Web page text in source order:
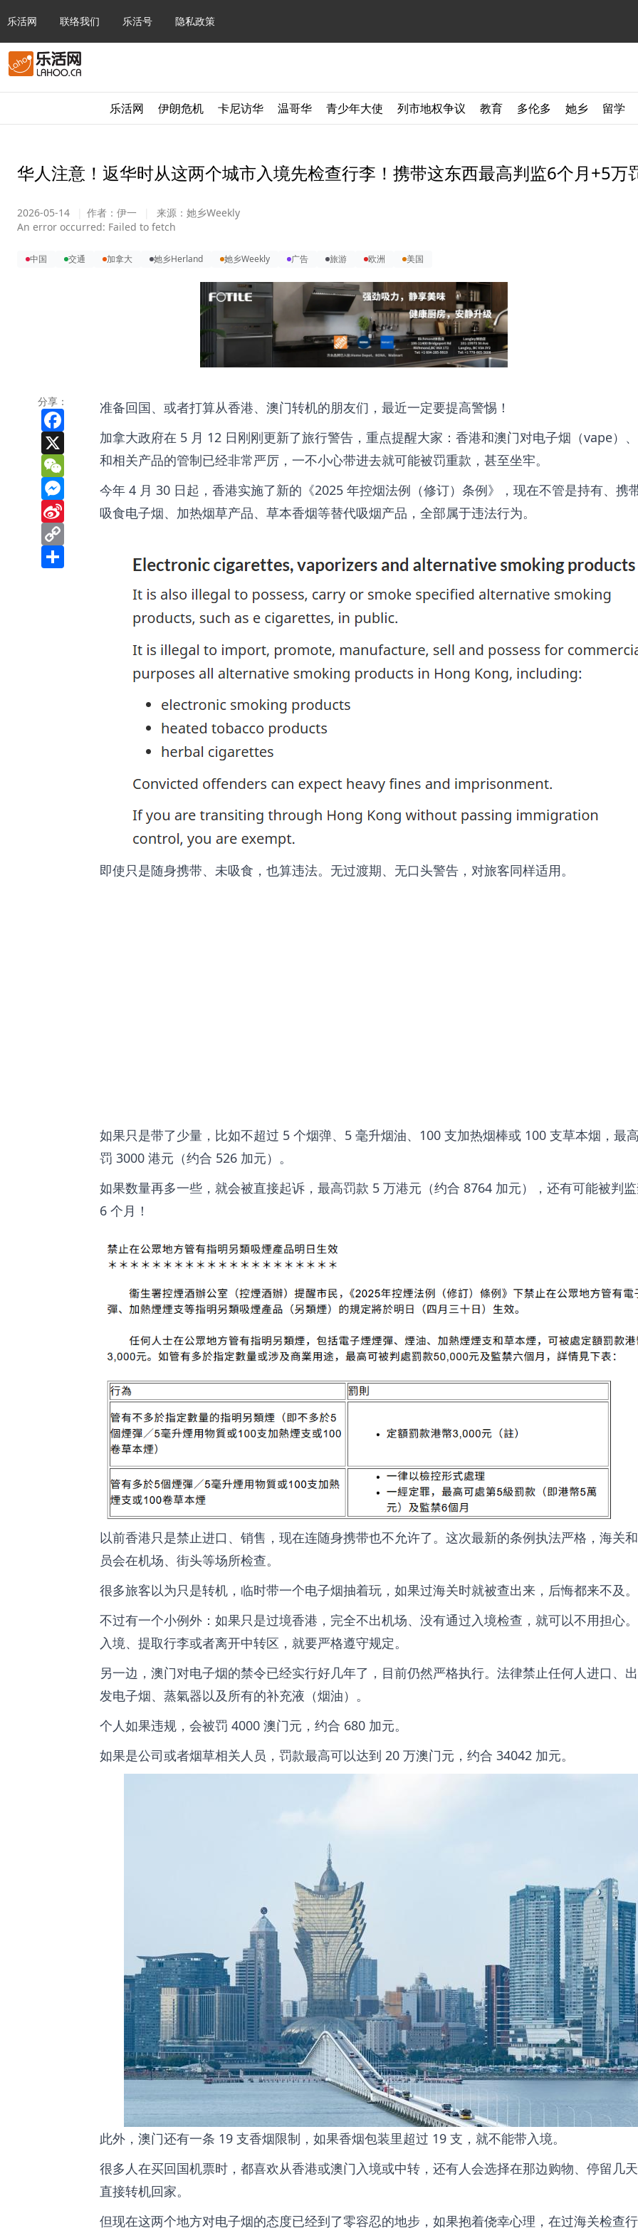
乐活网 联络我们 乐活号 隐私政策
乐活网 伊朗危机 卡尼访华 温哥华 青少年大使 列市地权争议 教育 多伦多 她乡 留学
华人注意！返华时从这两个城市入境先检查行李！携带这东西最高判监6个月+5万
2026-05-14 作者： 伊一 来源： 她乡Weekly
An error occurred: Failed to fetch
中国 交通 加拿大 她乡Herland 她乡Weekly 广告 旅游 欧洲 美国
分享：
Facebook
WeChat
Messenger
准备回国、或者打算从香港、澳门转机的朋友们，最近一定要提高警惕！
加拿大政府在 5 月 12 日刚刚更新了旅行警告，重点提醒大家：香港和澳门对电子烟（vape）
和相关产品的管制已经非常严厉，一不小心带进去就可能被罚重款，甚至坐牢。
今年 4 月 30 日起，香港实施了新的《2025 年控烟法例（修订）条例》，现在不管是持有、携
吸食电子烟、加热烟草产品、草本香烟等替代吸烟产品，全部属于违法行为。
即使只是随身携带、未吸食，也算违法。无过渡期、无口头警告，对旅客同样适用。
如果只是带了少量，比如不超过 5 个烟弹、5 毫升烟油、100 支加热烟棒或 100 支草本烟，最
罚 3000 港元（约合 526 加元）。
如果数量再多一些，就会被直接起诉，最高罚款 5 万港元（约合 8764 加元），还有可能被判
6 个月！
以前香港只是禁止进口、销售，现在连随身携带也不允许了。这次最新的条例执法严格，海关
员会在机场、街头等场所检查。
很多旅客以为只是转机，临时带一个电子烟抽着玩，如果过海关时就被查出来，后悔都来不及。
不过有一个小例外：如果只是过境香港，完全不出机场、没有通过入境检查，就可以不用担心
入境、提取行李或者离开中转区，就要严格遵守规定。
另一边，澳门对电子烟的禁令已经实行好几年了，目前仍然严格执行。法律禁止任何人进口、
发电子烟、蒸氣器以及所有的补充液（烟油）。
个人如果违规，会被罚 4000 澳门元，约合 680 加元。
如果是公司或者烟草相关人员，罚款最高可以达到 20 万澳门元，约合 34042 加元。
此外，澳门还有一条 19 支香烟限制，如果香烟包装里超过 19 支，就不能带入境。
很多人在买回国机票时，都喜欢从香港或澳门入境或中转，还有人会选择在那边购物、停留几
直接转机回家。
但现在这两个地方对电子烟的态度已经到了零容忍的地步，如果抱着侥幸心理，在过海关检查